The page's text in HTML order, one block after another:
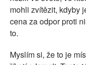
mohli zvítězit, kdyby
cena za odpor proti
to.
Myslím si, že to je